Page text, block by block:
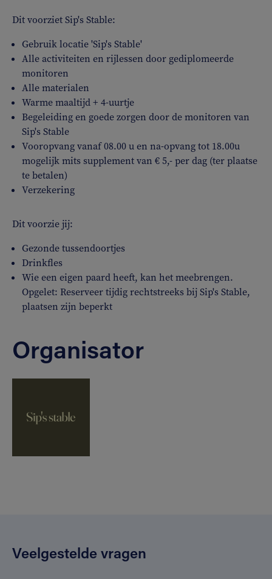
Dit voorziet Sip's Stable:
Gebruik locatie 'Sip's Stable'
Alle activiteiten en rijlessen door gediplomeerde
monitoren
Alle materialen
Warme maaltijd + 4-uurtje
Begeleiding en goede zorgen door de monitoren van
Sip's Stable
Vooropvang vanaf 08.00 u en na-opvang tot 18.00u
mogelijk mits supplement van € 5,- per dag (ter plaatse
te betalen)
Verzekering
Dit voorzie jij:
Gezonde tussendoortjes
Drinkfles
Wie een eigen paard heeft, kan het meebrengen.
Opgelet: Reserveer tijdig rechtstreeks bij Sip's Stable,
plaatsen zijn beperkt
Organisator
Veelgestelde vragen